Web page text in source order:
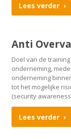
Lees verder
Anti
Doel van de
onderneming,
onderneming
tot het mogelijke
(security
Lees verder